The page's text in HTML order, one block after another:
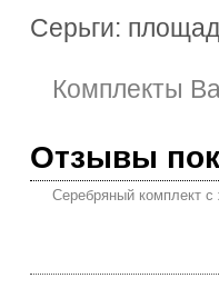
Серьги:
Комплекты
Отзывы
Серебряный комплект